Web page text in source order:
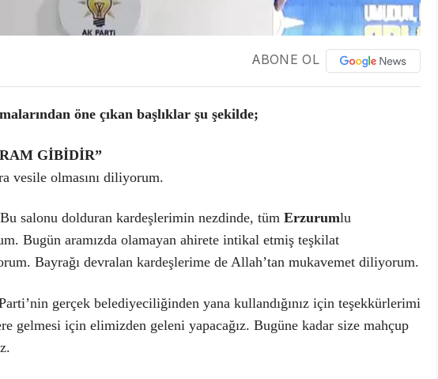
ABONE OL
öne çıkan başlıklar şu şekilde;
GİBİDİR”
vesile olmasını diliyorum.
salonu dolduran kardeşlerimin nezdinde, tüm Erzurumlu
Bugün aramızda olamayan ahirete intikal etmiş teşkilat
Bayrağı devralan kardeşlerime de Allah’tan mukavemet diliyorum.
gerçek belediyeciliğinden yana kullandığınız için teşekkürlerimi
gelmesi için elimizden geleni yapacağız. Bugüne kadar size mahçup